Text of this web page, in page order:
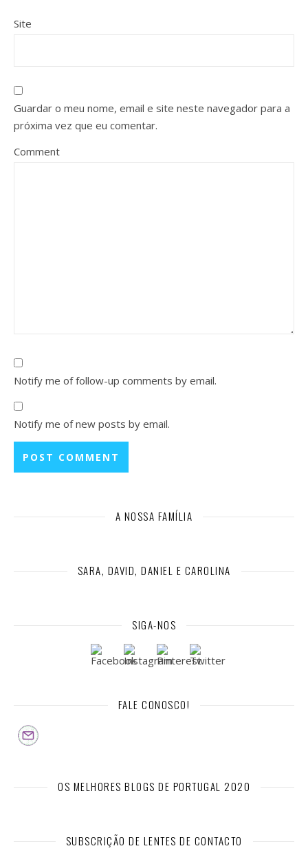
Site
Guardar o meu nome, email e site neste navegador para a
próxima vez que eu comentar.
Comment
Notify me of follow-up comments by email.
Notify me of new posts by email.
A NOSSA FAMÍLIA
SARA, DAVID, DANIEL E CAROLINA
SIGA-NOS
FALE CONOSCO!
OS MELHORES BLOGS DE PORTUGAL 2020
SUBSCRIÇÃO DE LENTES DE CONTACTO